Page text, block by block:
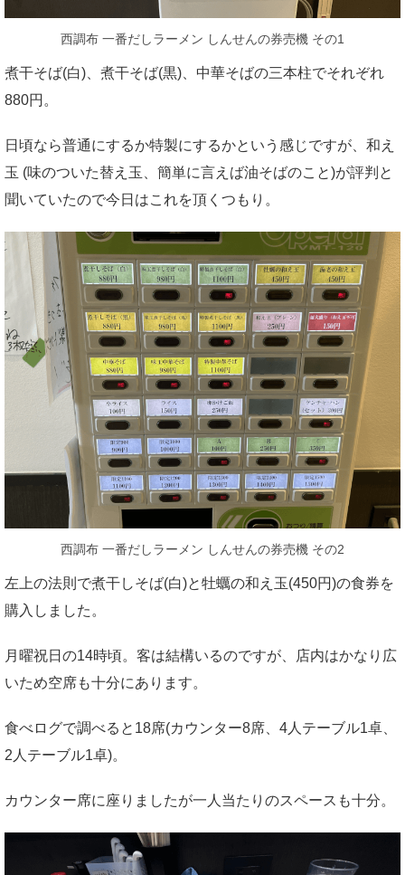
西調布 一番だしラーメン しんせんの券売機 その1
煮干そば(白)、煮干そば(黒)、中華そばの三本柱でそれぞれ
880円。
日頃なら普通にするか特製にするかという感じですが、和え
玉 (味のついた替え玉、簡単に言えば油そばのこと)が評判と
聞いていたので今日はこれを頂くつもり。
西調布 一番だしラーメン しんせんの券売機 その2
左上の法則で煮干しそば(白)と牡蠣の和え玉(450円)の食券を
購入しました。
月曜祝日の14時頃。客は結構いるのですが、店内はかなり広
いため空席も十分にあります。
食べログで調べると18席(カウンター8席、4人テーブル1卓、
2人テーブル1卓)。
カウンター席に座りましたが一人当たりのスペースも十分。